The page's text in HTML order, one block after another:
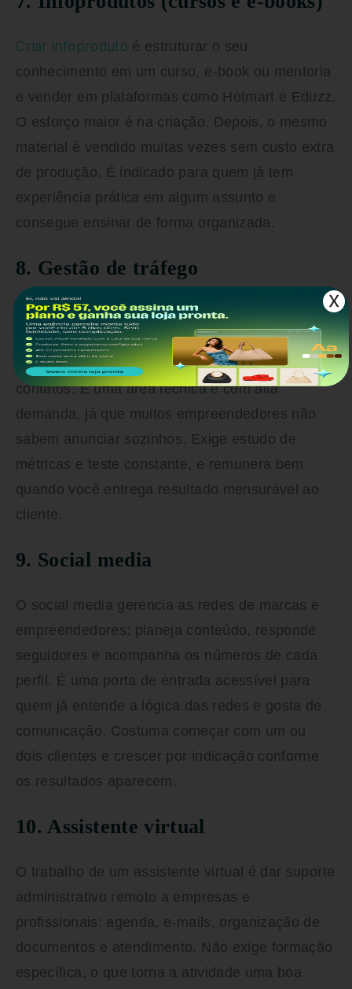
Criar infoproduto é estruturar o seu
conhecimento em um curso, e-book ou mentoria
e vender em plataformas como Hotmart e Eduzz.
O esforço maior é na criação. Depois, o mesmo
material é vendido muitas vezes sem custo extra
de produção. É indicado para quem já tem
experiência prática em algum assunto e
consegue ensinar de forma organizada.
8. Gestão de tráfego
O gestor de tráfego cria e otimiza campanhas
pagas no Google Ads e no Meta Ads para outros
negócios, com o objetivo de gerar vendas ou
contatos. É uma área técnica e com alta
demanda, já que muitos empreendedores não
sabem anunciar sozinhos. Exige estudo de
métricas e teste constante, e remunera bem
quando você entrega resultado mensurável ao
cliente.
9. Social media
O social media gerencia as redes de marcas e
empreendedores: planeja conteúdo, responde
seguidores e acompanha os números de cada
perfil. É uma porta de entrada acessível para
quem já entende a lógica das redes e gosta de
comunicação. Costuma começar com um ou
dois clientes e crescer por indicação conforme
os resultados aparecem.
10. Assistente virtual
O trabalho de um assistente virtual é dar suporte
administrativo remoto a empresas e
profissionais: agenda, e-mails, organização de
documentos e atendimento. Não exige formação
específica, o que torna a atividade uma boa